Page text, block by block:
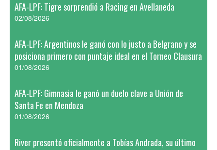
AFA-LPF: Tigre sorprendió a Racing en Avellaneda
02/08/2026
AFA-LPF: Argentinos le ganó con lo justo a Belgrano y se
posiciona primero con puntaje ideal en el Torneo Clausura
01/08/2026
AFA-LPF: Gimnasia le ganó un duelo clave a Unión de
Santa Fe en Mendoza
01/08/2026
River presentó oficialmente a Tobías Andrada, su último